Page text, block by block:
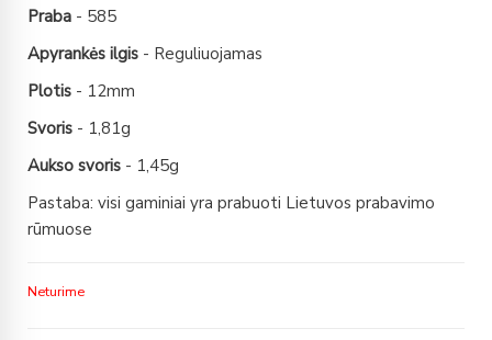
Praba - 585
Apyrankės ilgis - Reguliuojamas
Plotis - 12mm
Svoris - 1,81g
Aukso svoris - 1,45g
Pastaba: visi gaminiai yra prabuoti Lietuvos prabavimo
rūmuose
Neturime